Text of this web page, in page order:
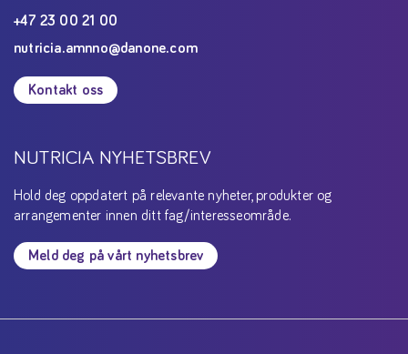
+47 23 00 21 00
nutricia.amnno@danone.com
Kontakt oss
NUTRICIA NYHETSBREV
Hold deg oppdatert på relevante nyheter, produkter og
arrangementer innen ditt fag/interesseområde.
Meld deg på vårt nyhetsbrev